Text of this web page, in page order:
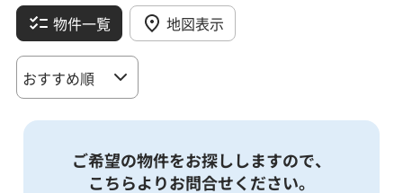
物件一覧 地図表示
ご希望の物件をお探ししますので、
こちらよりお問合せください。